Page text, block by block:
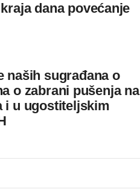
dana povećanje
naših sugrađana o
o zabrani pušenja na
i u ugostiteljskim